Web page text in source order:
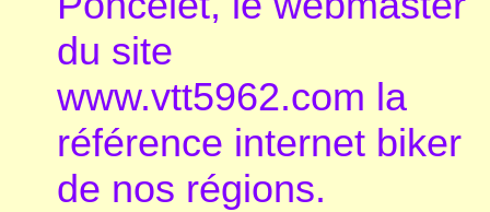
du site
www.vtt5962.com la
référence internet biker
de nos régions.